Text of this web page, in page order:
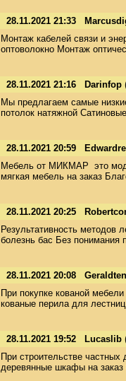
28.11.2021 21:33
Монтаж кабелей связи и
оптоволокно Монтаж
28.11.2021 21:16 Darinfop
Мы предлагаем самые
потолок натяжной
28.11.2021 20:59
Мебель от МИКМАР  это
мягкая мебель на заказ
28.11.2021 20:25
Результативность методов
болезнь бас Без понимания
28.11.2021 20:08 Geraldten
При покупке кованой
кованые перила для
28.11.2021 19:52 Lucaslib
При строительстве
деревянные шкафы на заказ